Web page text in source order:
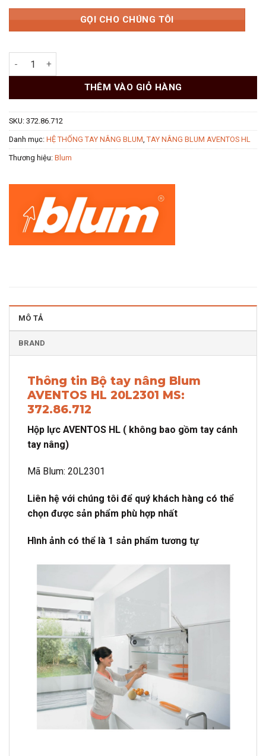
GỌI CHO CHÚNG TÔI
Bộ Tay Nâng Blum AVENTOS HL 20L2301 MS: 372.86.712 số
THÊM VÀO GIỎ HÀNG
SKU: 372.86.712
Danh mục: HỆ THỐNG TAY NÂNG BLUM, TAY NÂNG BLUM AVENTOS HL
Thương hiệu: Blum
MÔ TẢ
BRAND
Thông tin Bộ tay nâng Blum
AVENTOS HL 20L2301 MS:
372.86.712
Hộp lực AVENTOS HL ( không bao gồm tay cánh
tay nâng)
Mã Blum: 20L2301
Liên hệ với chúng tôi để quý khách hàng có thể
chọn được sản phẩm phù hợp nhất
Hình ảnh có thể là 1 sản phẩm tương tự